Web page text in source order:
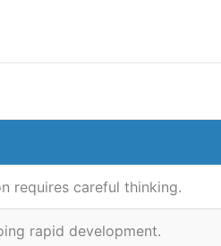
.Making a good decision requires careful thinking
.The country is undergoing rapid development